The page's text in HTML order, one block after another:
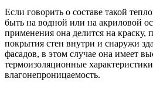
Если говорить о составе такой
быть на водной или на акриловой
применения она делится на краску,
покрытия стен внутри и снаружи
фасадов, в этом случае она имеет
термоизоляционные
влагонепроницаемость.